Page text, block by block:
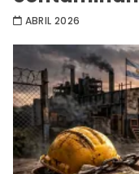
ABRIL 2026